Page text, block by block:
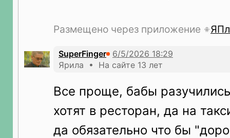
Размещено через приложение
SuperFinger
Ярила • На сайте 13 лет
Все проще, бабы
хотят в ресторан, да на
да обязательно что бы